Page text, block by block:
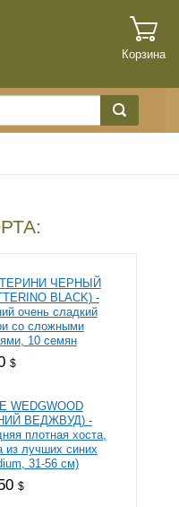
Корзина
ЧЕРНЫЙ
BLACK) -
очень сладкий
со сложными
10 семян
$
WEDGWOOD
ВЕДЖВУД) -
плотная хоста,
из лучших синих
31-56 см)
$